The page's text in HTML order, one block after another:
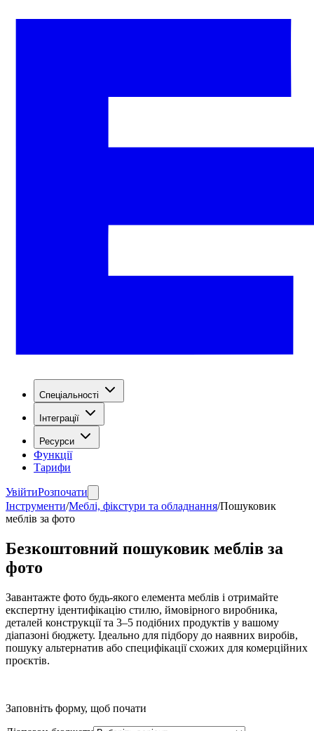
Спеціальності
Інтеграції
Ресурси
Функції
Тарифи
УвійтиРозпочати
Інструменти/Меблі, фікстури та обладнання/Пошуковик
меблів за фото
Безкоштовний пошуковик меблів за
фото
Завантажте фото будь-якого елемента меблів і отримайте
експертну ідентифікацію стилю, ймовірного виробника,
деталей конструкції та 3–5 подібних продуктів у вашому
діапазоні бюджету. Ідеально для підбору до наявних виробів,
пошуку альтернатив або специфікації схожих для комерційних
проєктів.
Заповніть форму, щоб почати